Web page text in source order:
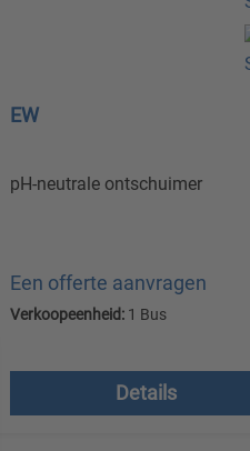
EW
pH-neutrale ontschuimer
Een offerte aanvragen
Verkoopeenheid: 1 Bus
verzendkosten
Details